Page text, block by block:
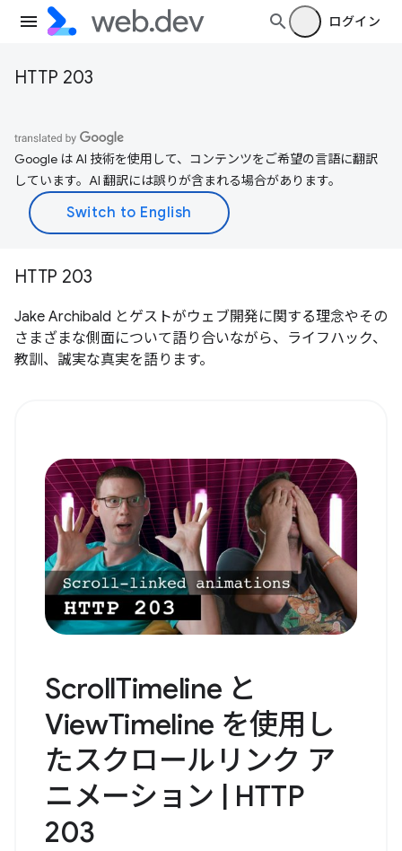
ログイン
HTTP 203
Google は AI 技術を使用して、コンテンツをご希望の言語に翻訳
しています。AI 翻訳には誤りが含まれる場合があります。
HTTP 203
Jake Archibald とゲストがウェブ開発に関する理念やその
さまざまな側面について語り合いながら、ライフハック、
教訓、誠実な真実を語ります。
ScrollTimeline と
ViewTimeline を使用し
たスクロールリンク ア
ニメーション | HTTP
203